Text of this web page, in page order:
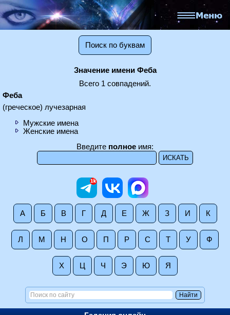
Поиск по буквам
Значение имени Феба
Всего 1 совпадений.
Феба
(греческое) лучезарная
Мужские имена
Женские имена
Введите полное имя:
А Б В Г Д Е Ж З И К
Л М Н О П Р С Т У Ф
Х Ц Ч Э Ю Я